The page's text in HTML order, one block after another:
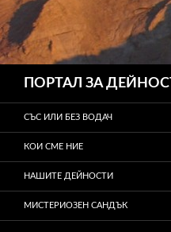
ПОРТАЛ ЗА
СЪС ИЛИ БЕЗ ВОДАЧ
КОИ СМЕ НИЕ
НАШИТЕ ДЕЙНОСТИ
МИСТЕРИОЗЕН САНДЪК